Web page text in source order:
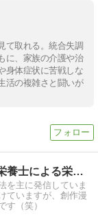
て取れる。統合失調
に、家族の介護や治
身体症状に苦戦しな
活の複雑さと闘いが
在宅介護に必要な男性管理栄養士による栄養管理室
を主に発信していま
ていますが、創作漫
す（笑）